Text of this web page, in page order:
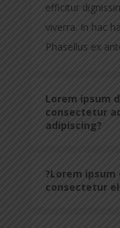
efficitur
viverra. In hac
Phasellus ex
Lorem ipsum
consectetur
adipiscing?
?Lorem
consectetur